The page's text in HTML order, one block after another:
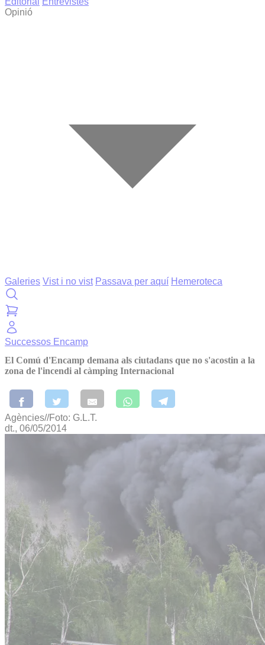
Opinió
Galeries Vist i no vist Passava per aquí Hemeroteca
Successos Encamp
El Comú d'Encamp demana als ciutadans que no s'acostin a la
zona de l'incendi al càmping Internacional
Agències//Foto: G.L.T.
dt., 06/05/2014